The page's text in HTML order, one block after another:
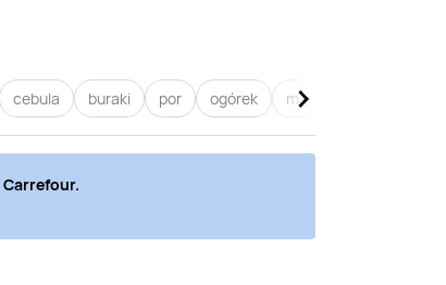
cebula buraki por ogórek marchew
Carrefour.